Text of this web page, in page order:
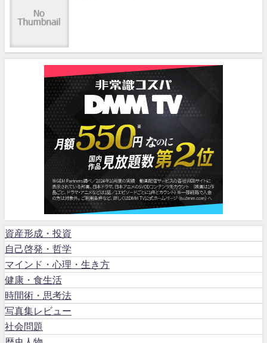
資産形成・投資
自己啓発・哲学
マインド・心理・生き方
健康・食生活
時間術・思考法
写真集レビュー
社会問題